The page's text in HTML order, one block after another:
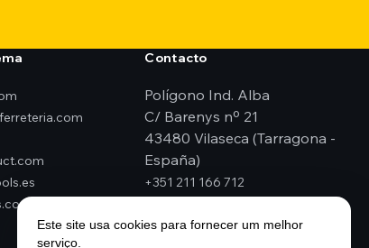
Contacto
Polígono Ind. Alba
C/ Barenys nº 21
43480 Vilaseca (Tarragona -
España)
+351 211 166 712
Este site usa cookies para fornecer um melhor
serviço.